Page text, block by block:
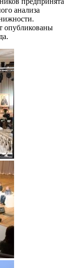
анализа
опубликованы